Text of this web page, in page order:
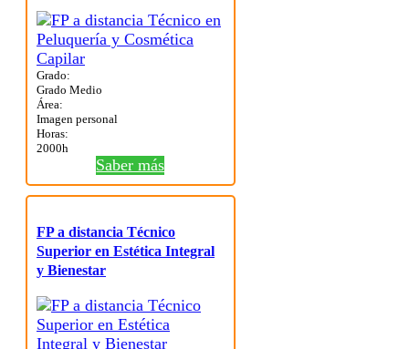
Grado:
Grado Medio
Área:
Imagen personal
Horas:
2000h
Saber más
FP a distancia Técnico
Superior en Estética Integral
y Bienestar